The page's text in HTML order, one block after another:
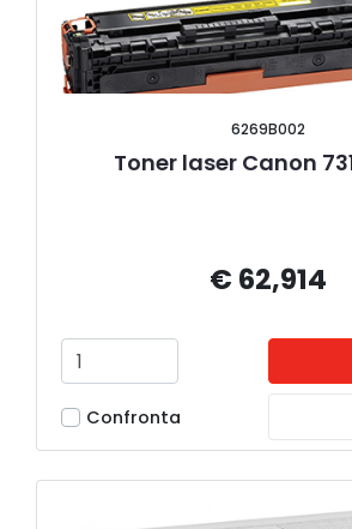
6269B002
Toner laser Canon
€ 62,914
Confronta